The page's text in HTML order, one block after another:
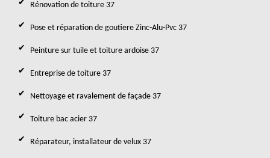
Rénovation de toiture 37
Pose et réparation de goutiere Zinc-Alu-Pvc 37
Peinture sur tuile et toiture ardoise 37
Entreprise de toiture 37
Nettoyage et ravalement de façade 37
Toiture bac acier 37
Réparateur, installateur de velux 37